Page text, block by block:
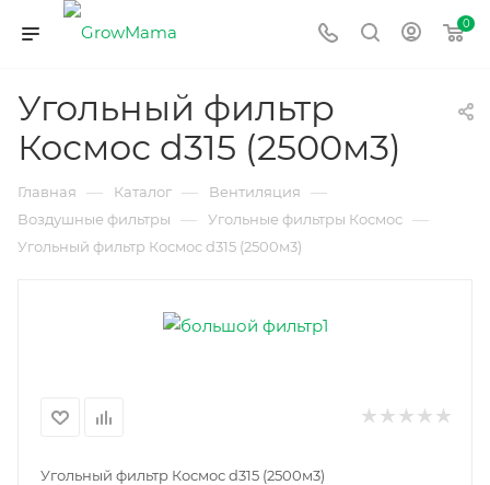
0
Угольный фильтр
Космос d315 (2500м3)
Главная — Каталог — Вентиляция —
Воздушные фильтры — Угольные фильтры Космос —
Угольный фильтр Космос d315 (2500м3)
Угольный фильтр Космос d315 (2500м3)